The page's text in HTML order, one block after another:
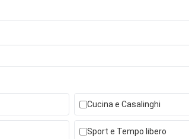
Cucina e Casalinghi
Sport e Tempo libero